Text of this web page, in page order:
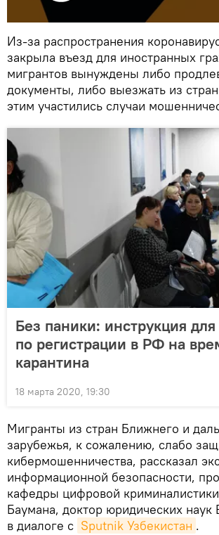
Из-за распространения
закрыла въезд для иностранных
мигрантов вынуждены либо
документы, либо выезжать из
этим участились случаи
Без паники: инструкция
по регистрации в РФ на
карантина
18 марта 2020, 19:30
Мигранты из стран Ближнего и
зарубежья, к сожалению, слабо
кибермошенничества, рассказал
информационной безопасности,
кафедры цифровой
Баумана, доктор юридических наук
в диалоге с Sputnik Узбекистан .